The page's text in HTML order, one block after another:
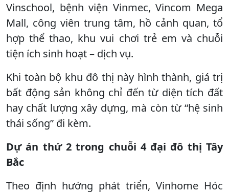
Vinschool, bệnh viện Vinmec, Vincom Mega
Mall, công viên trung tâm, hồ cảnh quan, tổ
hợp thể thao, khu vui chơi trẻ em và chuỗi
tiện ích sinh hoạt – dịch vụ.
Khi toàn bộ khu đô thị này hình thành, giá trị
bất động sản không chỉ đến từ diện tích đất
hay chất lượng xây dựng, mà còn từ “hệ sinh
thái sống” đi kèm.
Dự án thứ 2 trong chuỗi 4 đại đô thị Tây
Bắc
Theo định hướng phát triển, Vinhome Hóc